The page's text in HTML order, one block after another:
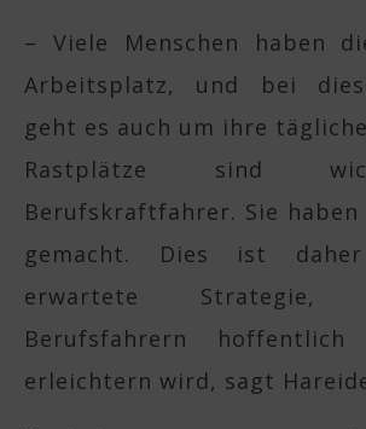
– Viele Menschen haben
Arbeitsplatz, und bei
geht es auch um ihre
Rastplätze sind
Berufskraftfahrer. Sie
gemacht. Dies ist
erwartete
Berufsfahrern
erleichtern wird, sagt